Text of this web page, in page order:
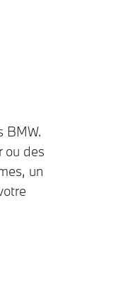
BMW.
ou des
un